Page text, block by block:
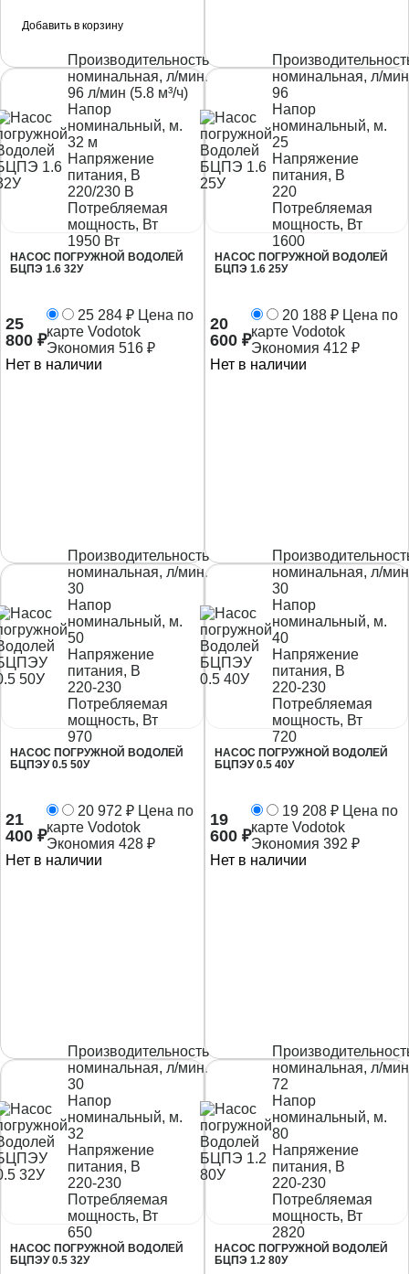
Добавить в корзину
Производительность
номинальная, л/мин.
96 л/мин (5.8 м³/ч)
Напор
номинальный, м.
32 м
Напряжение
питания, В
220/230 В
Потребляемая
мощность, Вт
1950 Вт
НАСОС ПОГРУЖНОЙ ВОДОЛЕЙ
БЦПЭ 1.6 32У
25
800 ₽
25 284 ₽ Цена по
карте Vodotok
Экономия 516 ₽
Нет в наличии
номинальная, л/
96
Напор
номинальный, м.
25
Напряжение
питания, В
220
Потребляемая
мощность, Вт
1600
НАСОС ПОГРУЖНОЙ ВОДОЛЕЙ
БЦПЭ 1.6 25У
20
600 ₽
20 188 ₽ Цена по
карте Vodotok
Экономия 412 ₽
Нет в наличии
Производительность
номинальная, л/мин.
30
Напор
номинальный, м.
50
Напряжение
питания, В
220-230
Потребляемая
мощность, Вт
970
НАСОС ПОГРУЖНОЙ ВОДОЛЕЙ
БЦПЭУ 0.5 50У
21
400 ₽
20 972 ₽ Цена по
карте Vodotok
Экономия 428 ₽
Нет в наличии
номинальная, л/
30
Напор
номинальный, м.
40
Напряжение
питания, В
220-230
Потребляемая
мощность, Вт
720
НАСОС ПОГРУЖНОЙ ВОДОЛЕЙ
БЦПЭУ 0.5 40У
19
600 ₽
19 208 ₽ Цена по
карте Vodotok
Экономия 392 ₽
Нет в наличии
Производительность
номинальная, л/мин.
30
Напор
номинальный, м.
32
Напряжение
питания, В
220-230
Потребляемая
мощность, Вт
650
НАСОС ПОГРУЖНОЙ ВОДОЛЕЙ
БЦПЭУ 0.5 32У
номинальная, л/
72
Напор
номинальный, м.
80
Напряжение
питания, В
220-230
Потребляемая
мощность, Вт
2820
НАСОС ПОГРУЖНОЙ ВОДОЛЕЙ
БЦПЭ 1.2 80У